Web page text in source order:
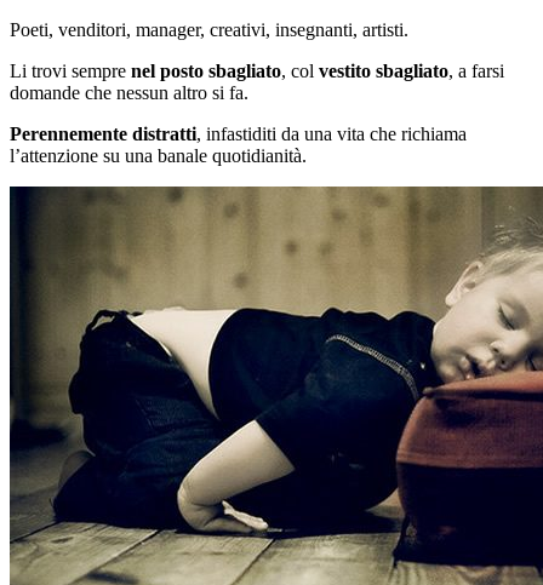
Poeti, venditori, manager, creativi, insegnanti, artisti.
Li trovi sempre nel posto sbagliato, col vestito sbagliato, a farsi
domande che nessun altro si fa.
Perennemente distratti, infastiditi da una vita che richiama
l’attenzione su una banale quotidianità.